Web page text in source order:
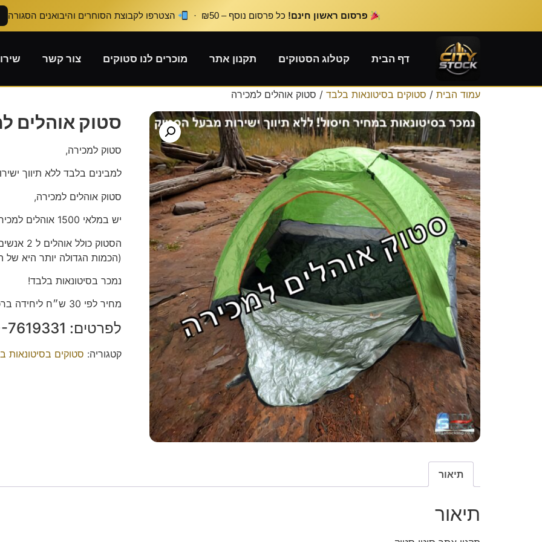
פרסום ראשון חינם! כל פרסום נוסף – ₪50 · הצטרפו לקבוצת הסוחרים והיבואנים הסגורה
דף הבית קטלוג הסטוקים תקנון אתר מוכרים לנו סטוקים צור קשר
עמוד הבית / סטוקים בסיטונאות בלבד / סטוק אוהלים למכירה
סטוק אוהלים
סטוק למכירה,
למבינים בלבד ללא תיווך
סטוק אוהלים למכירה,
יש במלאי 1500 אוהלים למכירה,
הסטוק כולל אוהלים ל 2 אנשים וסטוק אוהלים ל 4 אנשים.
(הכמות הגדולה יותר היא של ה- 4
נמכר בסיטונאות בלבד!
מחיר לפי 30 ש״ח ליחידה ברכישת כל הסטוק!
לפרטים: 050-7619331 יוני.
קטגוריה: סטוקים בסיטונאות
תיאור
תיאור